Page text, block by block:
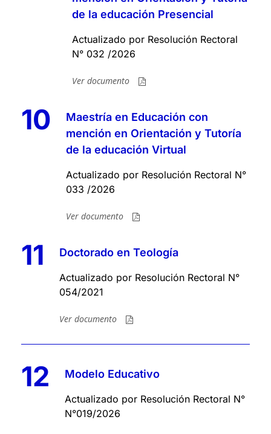
de la educación Presencial
Actualizado por Resolución Rectoral
N° 032 /2026
Ver documento
10
Maestría en Educación con
mención en Orientación y Tutoría
de la educación Virtual
Actualizado por Resolución Rectoral N°
033 /2026
Ver documento
11 Doctorado en Teología
Actualizado por Resolución Rectoral N°
054/2021
Ver documento
12 Modelo Educativo
Actualizado por Resolución Rectoral N°
N°019/2026